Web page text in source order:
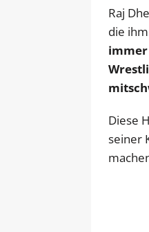
Raj
die
immer
Diese
seiner